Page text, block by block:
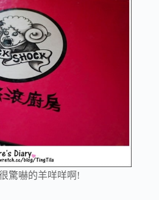
驚嚇的羊咩咩啊!